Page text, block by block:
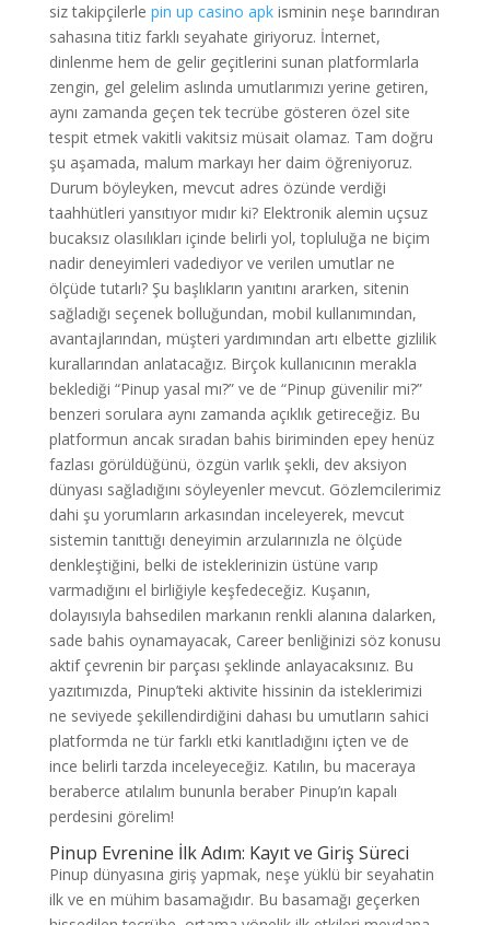
siz takipçilerle pin up casino apkisminin neşe barındıran
sahasına titiz farklı seyahate giriyoruz. İnternet,
dinlenme hem de gelir geçitlerini sunan platformlarla
zengin, gel gelelim aslında umutlarımızı yerine getiren,
aynı zamanda geçen tek tecrübe gösteren özel site
tespit etmek vakitli vakitsiz müsait olamaz. Tam doğru
şu aşamada, malum markayı her daim öğreniyoruz.
Durum böyleyken, mevcut adres özünde verdiği
taahhütleri yansıtıyor mıdır ki? Elektronik alemin uçsuz
bucaksız olasılıkları içinde belirli yol, topluluğa ne biçim
nadir deneyimleri vadediyor ve verilen umutlar ne
ölçüde tutarlı? Şu başlıkların yanıtını ararken, sitenin
sağladığı seçenek bolluğundan, mobil kullanımından,
avantajlarından, müşteri yardımından artı elbette gizlilik
kurallarından anlatacağız. Birçok kullanıcının merakla
beklediği “Pinup yasal mı?” ve de “Pinup güvenilir mi?”
benzeri sorulara aynı zamanda açıklık getireceğiz. Bu
platformun ancak sıradan bahis biriminden epey henüz
fazlası görüldüğünü, özgün varlık şekli, dev aksiyon
dünyası sağladığını söyleyenler mevcut. Gözlemcilerimiz
dahi şu yorumların arkasından inceleyerek, mevcut
sistemin tanıttığı deneyimin arzularınızla ne ölçüde
denkleştiğini, belki de isteklerinizin üstüne varıp
varmadığını el birliğiyle keşfedeceğiz. Kuşanın,
dolayısıyla bahsedilen markanın renkli alanına dalarken,
sade bahis oynamayacak, Career benliğinizi söz konusu
aktif çevrenin bir parçası şeklinde anlayacaksınız. Bu
yazıtımızda, Pinup’teki aktivite hissinin da isteklerimizi
ne seviyede şekillendirdiğini dahası bu umutların sahici
platformda ne tür farklı etki kanıtladığını içten ve de
ince belirli tarzda inceleyeceğiz. Katılın, bu maceraya
beraberce atılalım bununla beraber Pinup’ın kapalı
perdesini görelim!
Pinup Evrenine İlk Adım: Kayıt ve Giriş Süreci
Pinup dünyasına giriş yapmak, neşe yüklü bir seyahatin
ilk ve en mühim basamağıdır. Bu basamağı geçerken